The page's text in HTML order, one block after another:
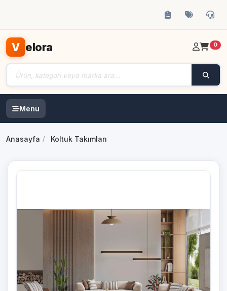
V elora 0
Menu
Anasayfa Koltuk Takımları